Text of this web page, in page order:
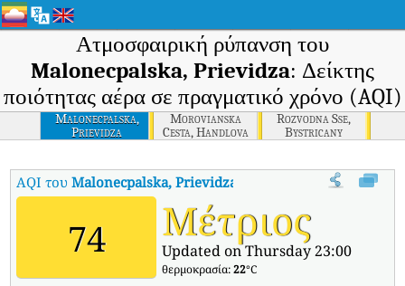
Ατμοσφαιρική ρύπανση του
Malonecpalska, Prievidza: Δείκτης
ποιότητας αέρα σε πραγματικό χρόνο (AQI)
Malonecpalska,
Prievidza
Morovianska
Cesta, Handlova
Rozvodna Sse,
Bystricany
AQI τουMalonecpalska, Prievidza Δείκτης ποιότητας αέρα σε
74 Μέτριος
Updated on Thursday 23:00
θερμοκρασία:22°C